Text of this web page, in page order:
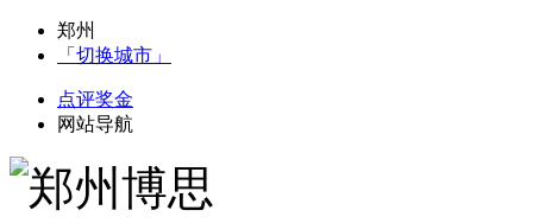
郑州
「切换城市」
点评奖金
网站导航